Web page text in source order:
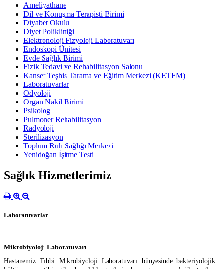
Ameliyathane
Dil ve Konuşma Terapisti Birimi
Diyabet Okulu
Diyet Polikliniği
Elektronoloji Fizyoloji Laboratuvarı
Endoskopi Ünitesi
Evde Sağlık Birimi
Fizik Tedavi ve Rehabilitasyon Salonu
Kanser Teşhis Tarama ve Eğitim Merkezi (KETEM)
Laboratuvarlar
Odyoloji
Organ Nakil Birimi
Psikolog
Pulmoner Rehabilitasyon
Radyoloji
Sterilizasyon
Toplum Ruh Sağlığı Merkezi
Yenidoğan İşitme Testi
Sağlık Hizmetlerimiz
Laboratuvarlar
Mikrobiyoloji Laboratuvarı
Hastanemiz Tıbbi Mikrobiyoloji Laboratuvarı bünyesinde bakteriyolojik